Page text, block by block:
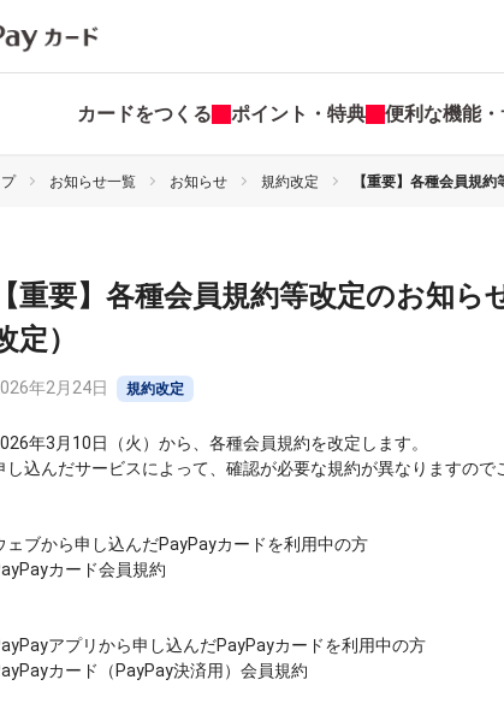
カードをつくる ポイント・特典 便利な機能
プ お知らせ一覧 お知らせ 規約改定 【重要】各種会員規
【重要】各種会員規約等改定のお知ら
定）
年2月24日 規約改定
年3月10日（火）から、各種会員規約を改定します。
し込んだサービスによって、確認が必要な規約が異なりますので
ェブから申し込んだPayPayカードを利用中の方
カード会員規約
アプリから申し込んだPayPayカードを利用中の方
カード（PayPay決済用）会員規約